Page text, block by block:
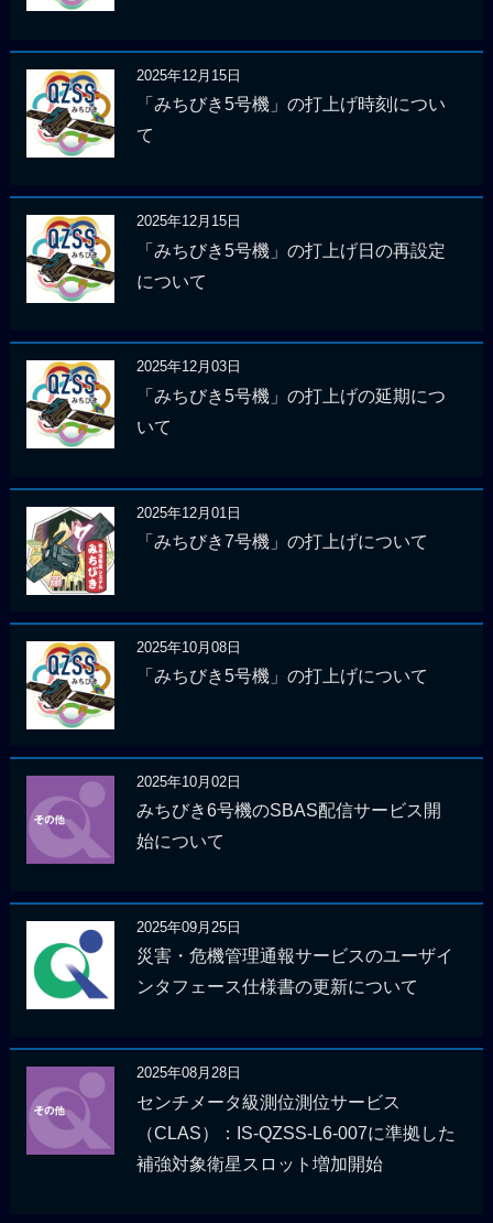
2025年12月15日
「みちびき5号機」の打上げ時刻につい
て
2025年12月15日
「みちびき5号機」の打上げ日の再設定
について
2025年12月03日
「みちびき5号機」の打上げの延期につ
いて
2025年12月01日
「みちびき7号機」の打上げについて
2025年10月08日
「みちびき5号機」の打上げについて
2025年10月02日
みちびき6号機のSBAS配信サービス開
始について
2025年09月25日
災害・危機管理通報サービスのユーザイ
ンタフェース仕様書の更新について
2025年08月28日
センチメータ級測位測位サービス
（CLAS）：IS-QZSS-L6-007に準拠した
補強対象衛星スロット増加開始